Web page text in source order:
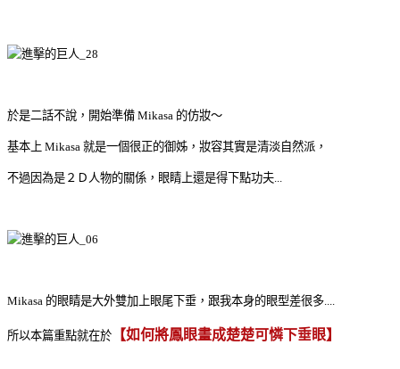
於是二話不說，開始準備 Mikasa 的仿妝～
基本上 Mikasa 就是一個很正的御姊，妝容其實是清淡自然派，
不過因為是２Ｄ人物的關係，眼睛上還是得下點功夫...
Mikasa 的眼睛是大外雙加上眼尾下垂，跟我本身的眼型差很多....
所以本篇重點就在於 【如何將鳳眼畫成楚楚可憐下垂眼】